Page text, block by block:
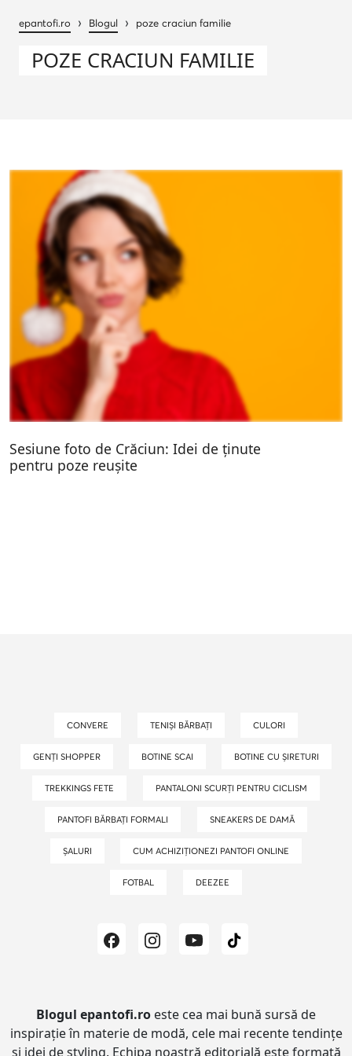
epantofi.ro › Blogul › poze craciun familie
POZE CRACIUN FAMILIE
Sesiune foto de Crăciun: Idei de ținute
pentru poze reușite
CONVERE TENIȘI BĂRBAȚI CULORI
GENȚI SHOPPER BOTINE SCAI BOTINE CU ȘIRETURI
TREKKINGS FETE PANTALONI SCURȚI PENTRU CICLISM
PANTOFI BĂRBAȚI FORMALI SNEAKERS DE DAMĂ
ȘALURI CUM ACHIZIȚIONEZI PANTOFI ONLINE
FOTBAL DEEZEE
Blogul epantofi.ro este cea mai bună sursă de
inspirație în materie de modă, cele mai recente tendințe
și idei de styling. Echipa noastră editorială este formată